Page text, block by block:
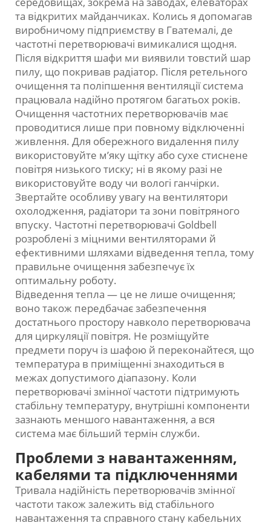
та відкритих майданчиках. Колись я допомагав
виробничому підприємству в Гватемалі, де
частотні перетворювачі вимикалися щодня.
Після відкриття шафи ми виявили товстий шар
пилу, що покривав радіатор. Після ретельного
очищення та поліпшення вентиляції система
працювала надійно протягом багатьох років.
Очищення частотних перетворювачів має
проводитися лише при повному відключенні
живлення. Для обережного видалення пилу
використовуйте м’яку щітку або сухе стиснене
повітря низького тиску; ні в якому разі не
використовуйте воду чи вологі ганчірки.
Звертайте особливу увагу на вентилятори
охолодження, радіатори та зони повітряного
впуску. Частотні перетворювачі Goldbell
розроблені з міцними вентиляторами й
ефективними шляхами відведення тепла, тому
правильне очищення забезпечує їх
оптимальну роботу.
Відведення тепла — це не лише очищення;
воно також передбачає забезпечення
достатнього простору навколо перетворювача
для циркуляції повітря. Не розміщуйте
предмети поруч із шафою й переконайтеся, що
температура в приміщенні знаходиться в
межах допустимого діапазону. Коли
перетворювачі змінної частоти підтримують
стабільну температуру, внутрішні компоненти
зазнають меншого навантаження, а вся
система має більший термін служби.
Проблеми з навантаженням,
кабелями та підключеннями
Тривала надійність перетворювачів змінної
частоти також залежить від стабільного
навантаження та справного стану кабельних